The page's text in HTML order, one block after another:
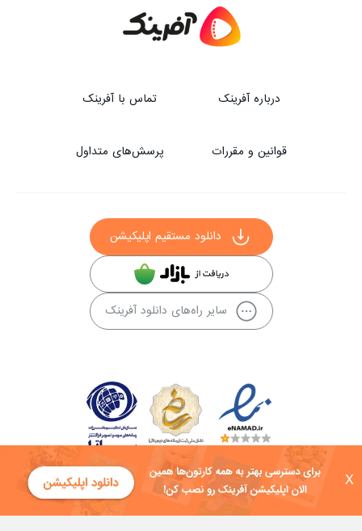
X
درباره آفرینک تماس با آفرینک
قوانین و مقررات پرسش‌های متداول
دانلود مستقیم اپلیکیشن
سایر راه‌های دانلود آفرینک
کلیه حقوق این سایت به شرکت توسعه فناوی هفت آسمان توکان تعلق دارد و